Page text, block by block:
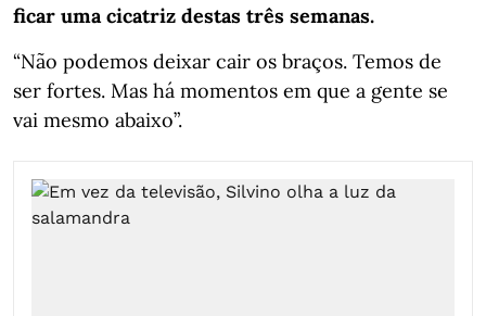
ficar uma cicatriz destas três semanas.
“Não podemos deixar cair os braços. Temos de
ser fortes. Mas há momentos em que a gente se
vai mesmo abaixo”.